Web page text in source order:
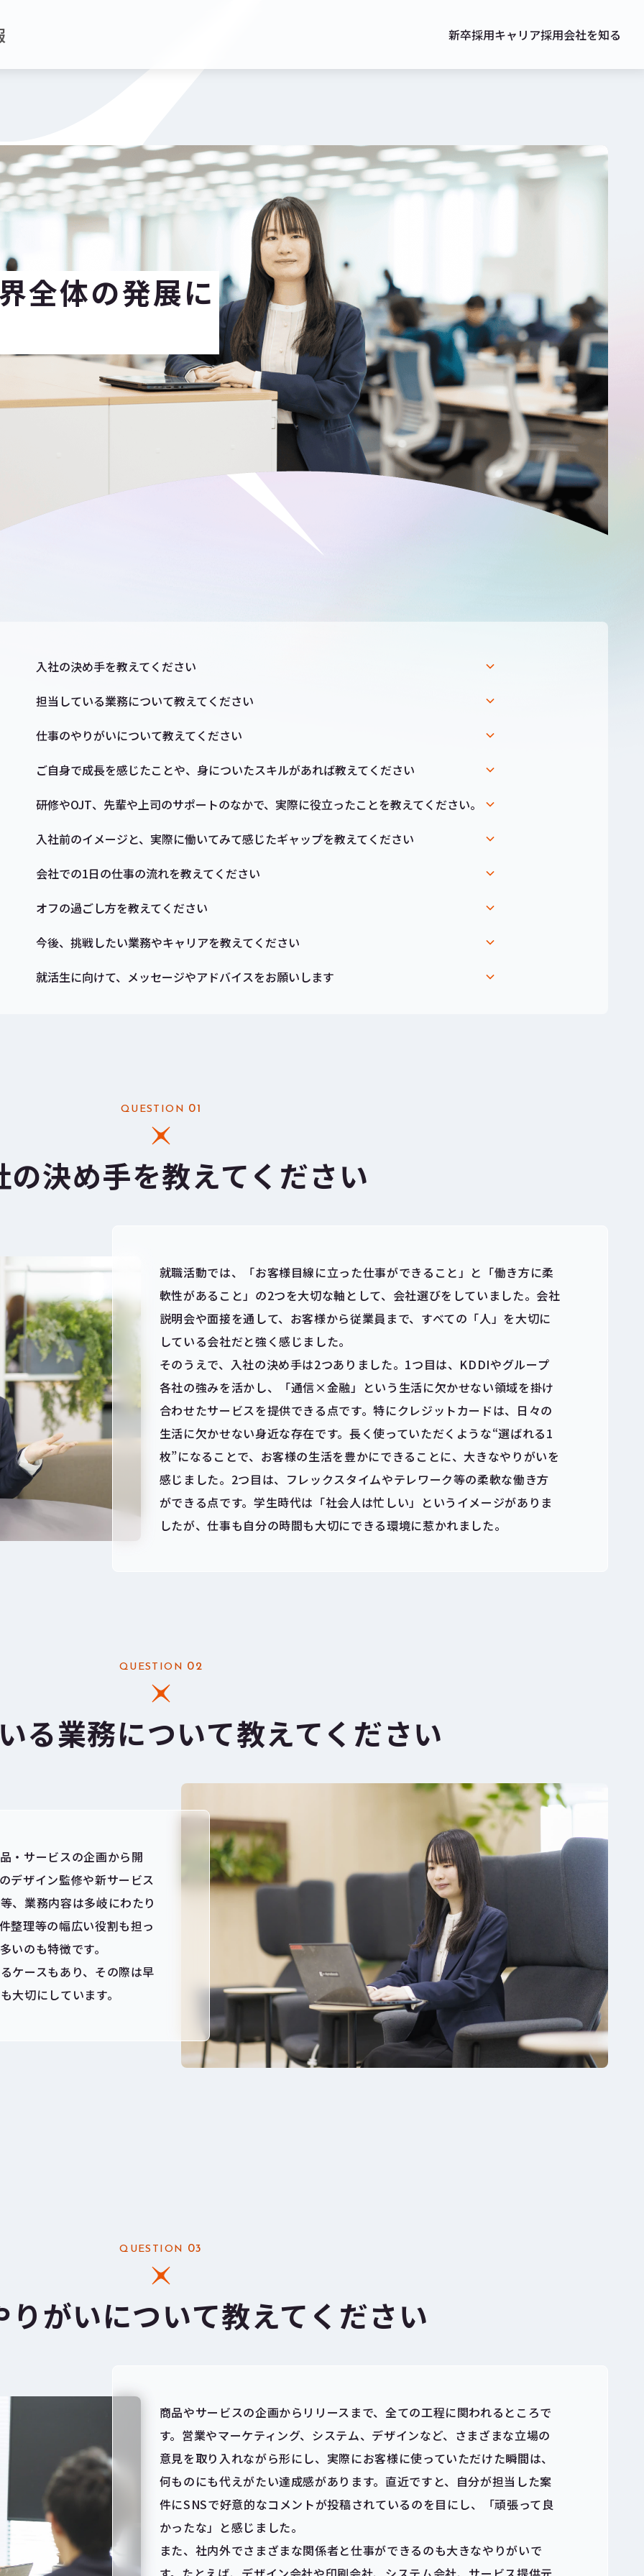
新卒採用キャリア採用会社を知る
全体の発展に
入社の決め手を教えてください
担当している業務について教えてください
仕事のやりがいについて教えてください
ご自身で成長を感じたことや、身についたスキルがあれば教えてください
研修やOJT、先輩や上司のサポートのなかで、実際に役立ったことを教えてください。
入社前のイメージと、実際に働いてみて感じたギャップを教えてください
会社での1日の仕事の流れを教えてください
オフの過ごし方を教えてください
今後、挑戦したい業務やキャリアを教えてください
就活生に向けて、メッセージやアドバイスをお願いします
QUESTION 01
の決め手を教えてください
就職活動では、「お客様目線に立った仕事ができること」と「働き方に柔
軟性があること」の2つを大切な軸として、会社選びをしていました。会社
説明会や面接を通して、お客様から従業員まで、すべての「人」を大切に
している会社だと強く感じました。
そのうえで、入社の決め手は2つありました。1つ目は、KDDIやグループ
各社の強みを活かし、「通信×金融」という生活に欠かせない領域を掛け
合わせたサービスを提供できる点です。特にクレジットカードは、日々の
生活に欠かせない身近な存在です。長く使っていただくような“選ばれる1
枚”になることで、お客様の生活を豊かにできることに、大きなやりがいを
感じました。2つ目は、フレックスタイムやテレワーク等の柔軟な働き方
ができる点です。学生時代は「社会人は忙しい」というイメージがありま
したが、仕事も自分の時間も大切にできる環境に惹かれました。
QUESTION 02
る業務について教えてください
・サービスの企画から開
デザイン監修や新サービス
、業務内容は多岐にわたり
整理等の幅広い役割も担っ
いのも特徴です。
ケースもあり、その際は早
大切にしています。
QUESTION 03
りがいについて教えてください
商品やサービスの企画からリリースまで、全ての工程に関われるところで
す。営業やマーケティング、システム、デザインなど、さまざまな立場の
意見を取り入れながら形にし、実際にお客様に使っていただけた瞬間は、
何ものにも代えがたい達成感があります。直近ですと、自分が担当した案
件にSNSで好意的なコメントが投稿されているのを目にし、「頑張って良
かったな」と感じました。
また、社内外でさまざまな関係者と仕事ができるのも大きなやりがいで